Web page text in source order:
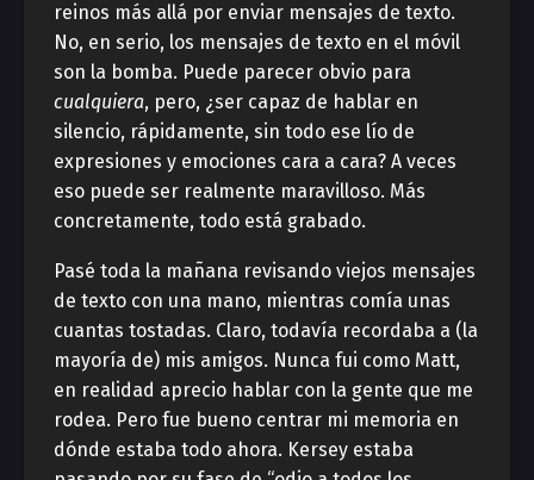
reinos más allá por enviar mensajes de texto.
No, en serio, los mensajes de texto en el móvil
son la bomba. Puede parecer obvio para
cualquiera, pero, ¿ser capaz de hablar en
silencio, rápidamente, sin todo ese lío de
expresiones y emociones cara a cara? A veces
eso puede ser realmente maravilloso. Más
concretamente, todo está grabado.
Pasé toda la mañana revisando viejos mensajes
de texto con una mano, mientras comía unas
cuantas tostadas. Claro, todavía recordaba a (la
mayoría de) mis amigos. Nunca fui como Matt,
en realidad aprecio hablar con la gente que me
rodea. Pero fue bueno centrar mi memoria en
dónde estaba todo ahora. Kersey estaba